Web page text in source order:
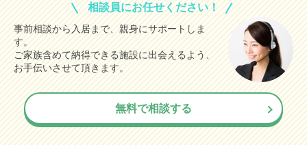
相談員にお任せください！
事前相談から入居まで、親身にサポートしま
す。
ご家族含めて納得できる施設に出会えるよう、
お手伝いさせて頂きます。
無料で相談する